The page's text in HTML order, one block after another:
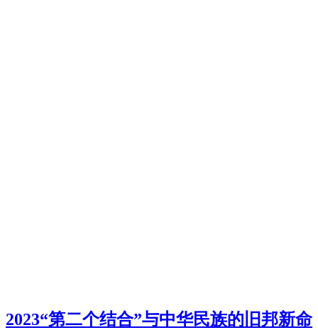
2023“第二个结合”与中华民族的旧邦新命